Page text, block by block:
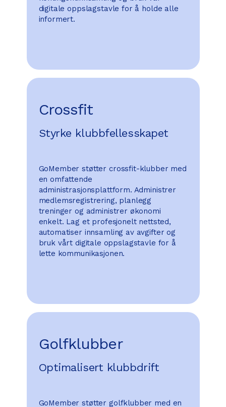
digitale oppslagstavle for å holde alle
informert.
Crossfit
Styrke klubbfellesskapet
GoMember støtter crossfit-klubber med
en omfattende
administrasjonsplattform. Administrer
medlemsregistrering, planlegg
treninger og administrer økonomi
enkelt. Lag et profesjonelt nettsted,
automatiser innsamling av avgifter og
bruk vårt digitale oppslagstavle for å
lette kommunikasjonen.
Golfklubber
Optimalisert klubbdrift
GoMember støtter golfklubber med en